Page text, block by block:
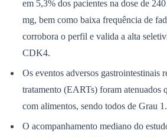
Ceará
em 5,3% dos pacientes na dose de
mg, bem como baixa frequência de
corrobora o perfil e valida a alta
CDK4.
Os eventos adversos gastrointestinais
tratamento (EARTs) foram atenuados
com alimentos, sendo todos de Grau 1.
O acompanhamento mediano do